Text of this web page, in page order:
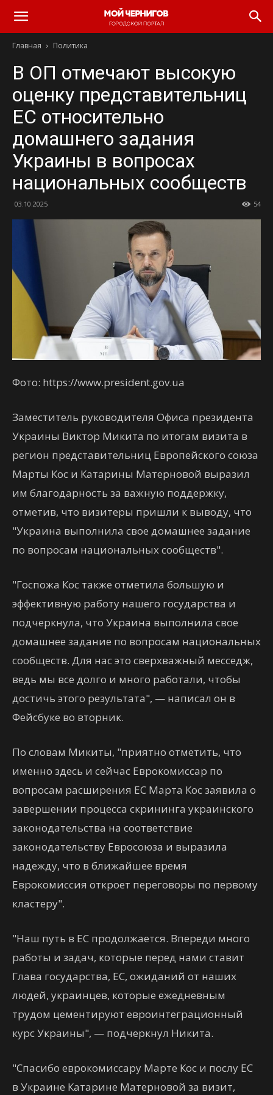
Главная Политика
В ОП отмечают высокую
оценку представительниц
ЕС относительно
домашнего задания
Украины в вопросах
национальных сообществ
03.10.2025 54
Фото: https://www.president.gov.ua
Заместитель руководителя Офиса президента
Украины Виктор Микита по итогам визита в
регион представительниц Европейского союза
Марты Кос и Катарины Матерновой выразил
им благодарность за важную поддержку,
отметив, что визитеры пришли к выводу, что
"Украина выполнила свое домашнее задание
по вопросам национальных сообществ".
"Госпожа Кос также отметила большую и
эффективную работу нашего государства и
подчеркнула, что Украина выполнила свое
домашнее задание по вопросам национальных
сообществ. Для нас это сверхважный месседж,
ведь мы все долго и много работали, чтобы
достичь этого результата", — написал он в
Фейсбуке во вторник.
По словам Микиты, "приятно отметить, что
именно здесь и сейчас Еврокомиссар по
вопросам расширения ЕС Марта Кос заявила о
завершении процесса скрининга украинского
законодательства на соответствие
законодательству Евросоюза и выразила
надежду, что в ближайшее время
Еврокомиссия откроет переговоры по первому
кластеру".
"Наш путь в ЕС продолжается. Впереди много
работы и задач, которые перед нами ставит
Глава государства, ЕС, ожиданий от наших
людей, украинцев, которые ежедневным
трудом цементируют евроинтеграционный
курс Украины", — подчеркнул Никита.
"Спасибо еврокомиссару Марте Кос и послу ЕС
в Украине Катарине Матерновой за визит,